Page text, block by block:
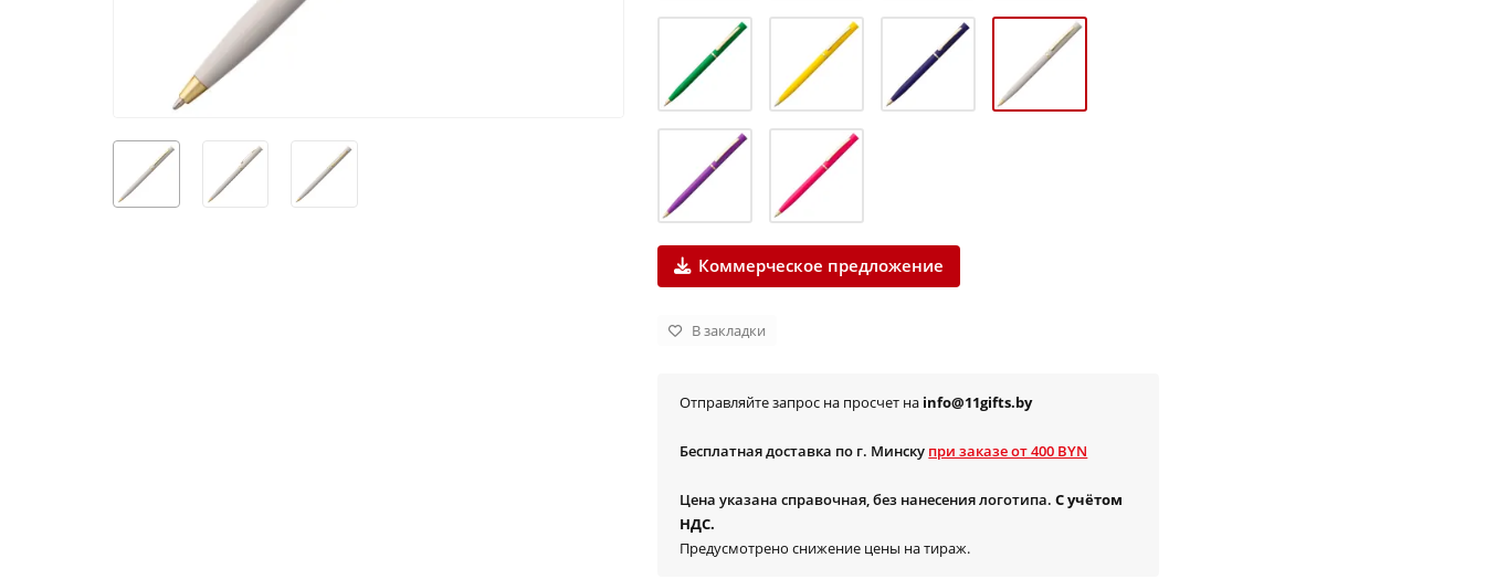
Коммерческое предложение
В закладки
Отправляйте запрос на просчет на info@11gifts.by
Бесплатная доставка по г. Минску при заказе от 400 BYN
Цена указана справочная, без нанесения логотипа. С учётом
НДС.
Предусмотрено снижение цены на тираж.